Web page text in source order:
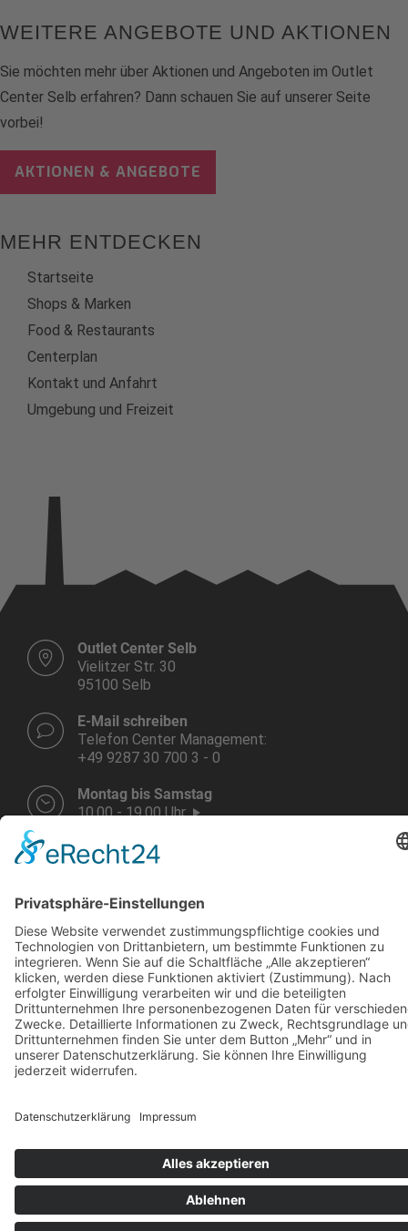
WEITERE ANGEBOTE UND AKTIONEN
Sie möchten mehr über Aktionen und Angeboten im Outlet
Center Selb erfahren? Dann schauen Sie auf unserer Seite
vorbei!
AKTIONEN & ANGEBOTE
MEHR ENTDECKEN
Startseite
Shops & Marken
Food & Restaurants
Centerplan
Kontakt und Anfahrt
Umgebung und Freizeit
Outlet Center Selb
Vielitzer Str. 30
95100 Selb
E-Mail schreiben
Telefon Center Management:
+49 9287 30 700 3 - 0
Montag bis Samstag
10.00 - 19.00 Uhr
KARRIERE
KONTAKT & ANFAHRT
COOKIE-EINSTELLUNGEN